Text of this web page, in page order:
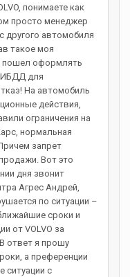
понимаете как
просто менеджер
другого автомобиля
такое моя
пошел оформлять
для
На автомобиль
действия,
ограничения на
нормальная
запрет
Вот это
дня звонит
Агрес Андрей,
по ситуации –
сроки и
от VOLVO за
ответ я прошу
а преференции
ситуации с